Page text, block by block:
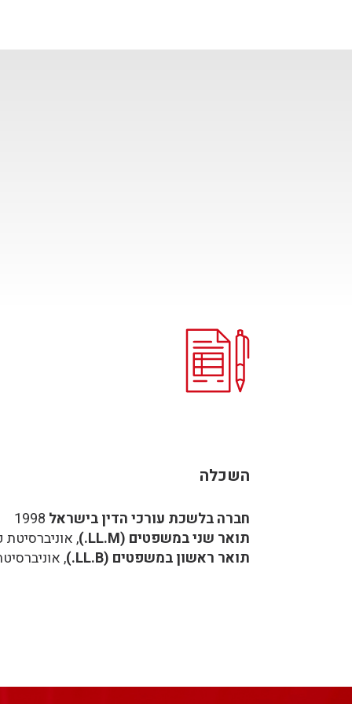
השכלה
חברה בלשכת עורכי הדין בישראל
תואר שני במשפטים (LL.M.)
, אוניברסיטת
תואר ראשון במשפטים (LL.B.)
, אוניברסיטת